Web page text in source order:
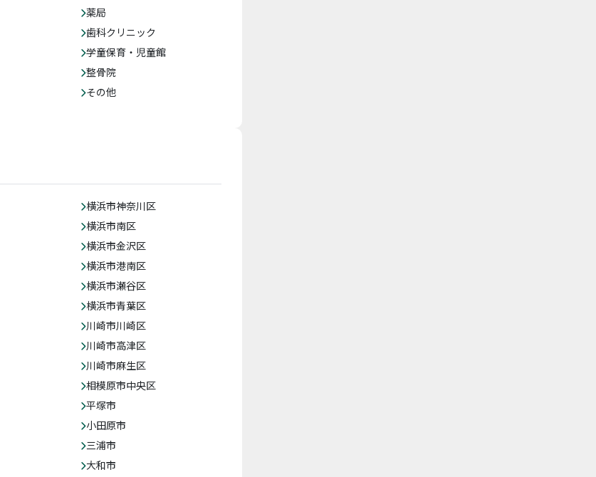
薬局
歯科クリニック
学童保育・児童館
整骨院
その他
横浜市神奈川区
横浜市南区
横浜市金沢区
横浜市港南区
横浜市瀬谷区
横浜市青葉区
川崎市川崎区
川崎市高津区
川崎市麻生区
相模原市中央区
平塚市
小田原市
三浦市
大和市